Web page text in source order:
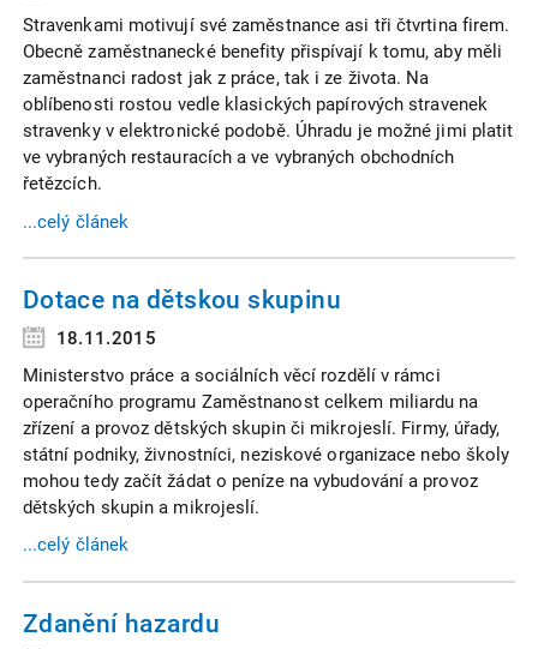
Stravenkami motivují své zaměstnance asi tři čtvrtina firem.
Obecně zaměstnanecké benefity přispívají k tomu, aby měli
zaměstnanci radost jak z práce, tak i ze života. Na
oblíbenosti rostou vedle klasických papírových stravenek
stravenky v elektronické podobě. Úhradu je možné jimi platit
ve vybraných restauracích a ve vybraných obchodních
řetězcích.
...celý článek
Dotace na dětskou skupinu
18.11.2015
Ministerstvo práce a sociálních věcí rozdělí v rámci
operačního programu Zaměstnanost celkem miliardu na
zřízení a provoz dětských skupin či mikrojeslí. Firmy, úřady,
státní podniky, živnostníci, neziskové organizace nebo školy
mohou tedy začít žádat o peníze na vybudování a provoz
dětských skupin a mikrojeslí.
...celý článek
Zdanění hazardu